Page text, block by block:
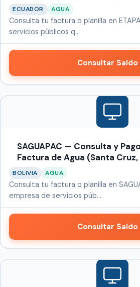
ECUADOR AGUA
Consulta tu factura o planilla en
servicios públicos q…
Consultar Saldo
SAGUAPAC — Consulta y
Factura de Agua (Santa
BOLIVIA AGUA
Consulta tu factura o planilla en
empresa de servicios púb…
Consultar Saldo